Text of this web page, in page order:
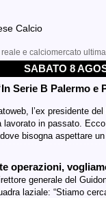
Calcio
e calciomercato
SABATO 8
Serie B Palermo
l’ex presidente
in passato.
bisogna aspettare
operazioni,
generale del
laziale: “Stiamo